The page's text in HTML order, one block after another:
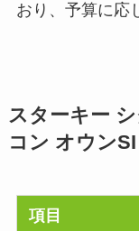
おり、予算に応
スターキー
コン オウン
項目